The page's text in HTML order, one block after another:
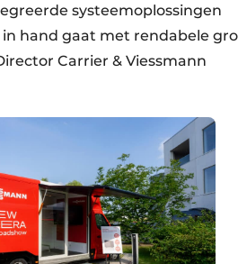
systeemoplossingen
hand gaat met rendabele
Carrier & Viessmann